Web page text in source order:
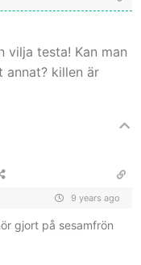
vilja testa! Kan man
killen är
9 years ago
gjort på sesamfrön